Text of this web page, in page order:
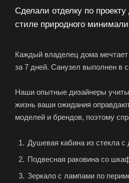
Сделали отделку по
стиле природного
Каждый владелец дома
за 7 дней. Санузел выполнен в
Наши опытные дизайнеры
жизнь ваши ожидания
моделей и брендов, поэтому
Душевая кабина из стекла
Подвесная раковина со
Зеркало с лампами по